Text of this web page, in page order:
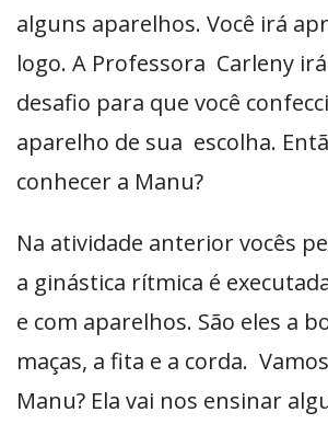
alguns aparelhos. Você irá
logo. A Professora Carleny
desafio para que você
aparelho de sua escolha.
conhecer a Manu?
Na atividade anterior vocês
a ginástica rítmica é
e com aparelhos. São eles a
maças, a fita e a corda.
Manu? Ela vai nos ensinar